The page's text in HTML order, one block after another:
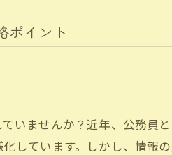
ポイント
いませんか？近年、公務員
しています。しかし、情報